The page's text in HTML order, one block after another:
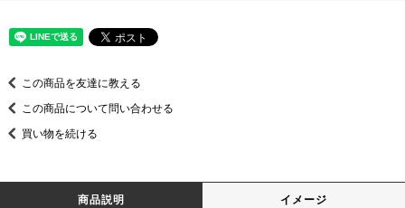
この商品を友達に教える
この商品について問い合わせる
買い物を続ける
商品説明 イメージ